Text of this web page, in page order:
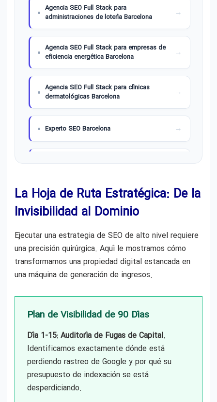
Agencia SEO Full Stack para
administraciones de lotería Barcelona
Agencia SEO Full Stack para empresas de
eficiencia energética Barcelona
Agencia SEO Full Stack para clínicas
dermatológicas Barcelona
Experto SEO Barcelona
SEO para Empresas en Barcelona
SEO Internacional Barcelona
Optimization en Barcelona
Consultor SEO freelance Barcelona
Consultor ecommerce Barcelona
SEO para Startups en Barcelona
La Hoja de Ruta Estratégica: De la
Invisibilidad al Dominio
Ejecutar una estrategia de SEO de alto nivel requiere
una precisión quirúrgica. Aquí le mostramos cómo
transformamos una propiedad digital estancada en
una máquina de generación de ingresos.
Plan de Visibilidad de 90 Días
Día 1-15: Auditoría de Fugas de Capital.
Identificamos exactamente dónde está
perdiendo rastreo de Google y por qué su
presupuesto de indexación se está
desperdiciando.